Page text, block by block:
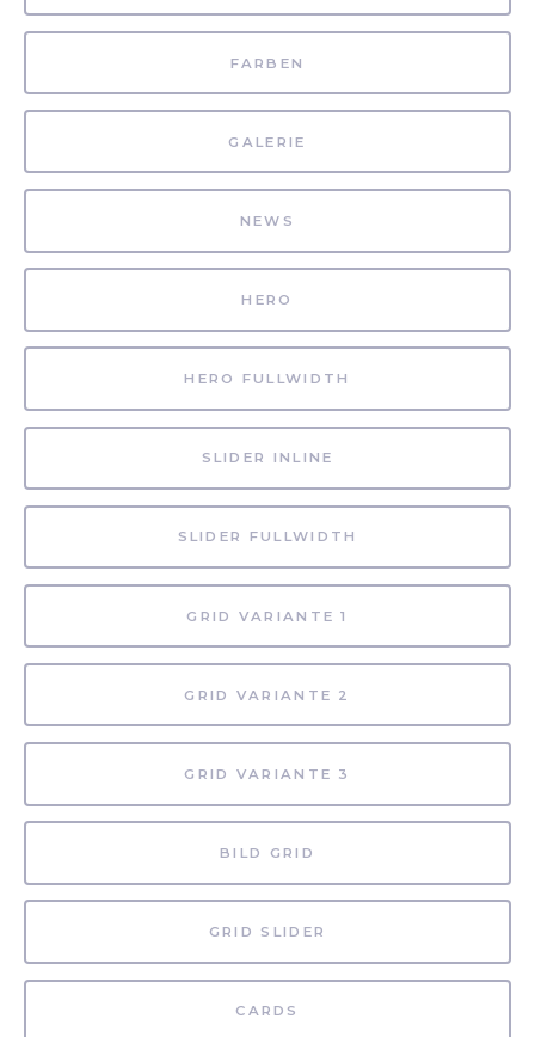
FARBEN
GALERIE
NEWS
HERO
HERO FULLWIDTH
SLIDER INLINE
SLIDER FULLWIDTH
GRID VARIANTE 1
GRID VARIANTE 2
GRID VARIANTE 3
BILD GRID
GRID SLIDER
CARDS